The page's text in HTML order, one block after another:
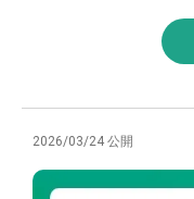
2026/03/24 公開